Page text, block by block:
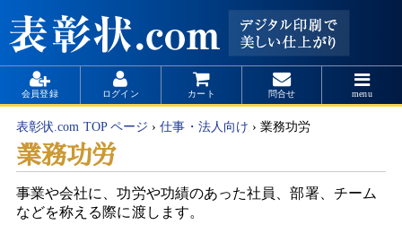
会員登録 ログイン カート 問合せ menu
表彰状.com TOP ページ ›仕事・法人向け ›業務功労
業務功労
事業や会社に、功労や功績のあった社員、部署、チーム
などを称える際に渡します。